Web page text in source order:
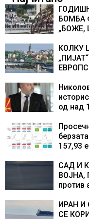
БОМБА
„БОЖЕ,
текот
КОЛКУ
центри
од над
157,93
САД И
ВОЈНА,
против
ИРАН И
СЕ